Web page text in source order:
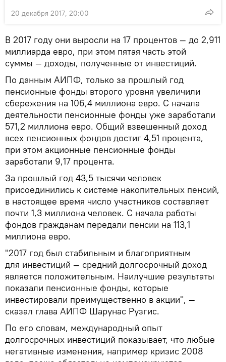
20 декабря 2017, 20:00
В 2017 году они выросли на 17 процентов — до 2,911
миллиарда евро, при этом пятая часть этой
суммы — доходы, полученные от инвестиций.
По данным АИПФ, только за прошлый год
пенсионные фонды второго уровня увеличили
сбережения на 106,4 миллиона евро. С начала
деятельности пенсионные фонды уже заработали
571,2 миллиона евро. Общий взвешенный доход
всех пенсионных фондов достиг 4,51 процента,
при этом акционные пенсионные фонды
заработали 9,17 процента.
За прошлый год 43,5 тысячи человек
присоединились к системе накопительных пенсий,
в настоящее время число участников составляет
почти 1,3 миллиона человек. С начала работы
фондов гражданам передали пенсии на 113,1
миллиона евро.
"2017 год был стабильным и благоприятным
для инвестиций — средний долгосрочный доход
является положительным. Наилучшие результаты
показали пенсионные фонды, которые
инвестировали преимущественно в акции", —
сказал глава АИПФ Шарунас Рузгис.
По его словам, международный опыт
долгосрочных инвестиций показывает, что любые
негативные изменения, например кризис 2008